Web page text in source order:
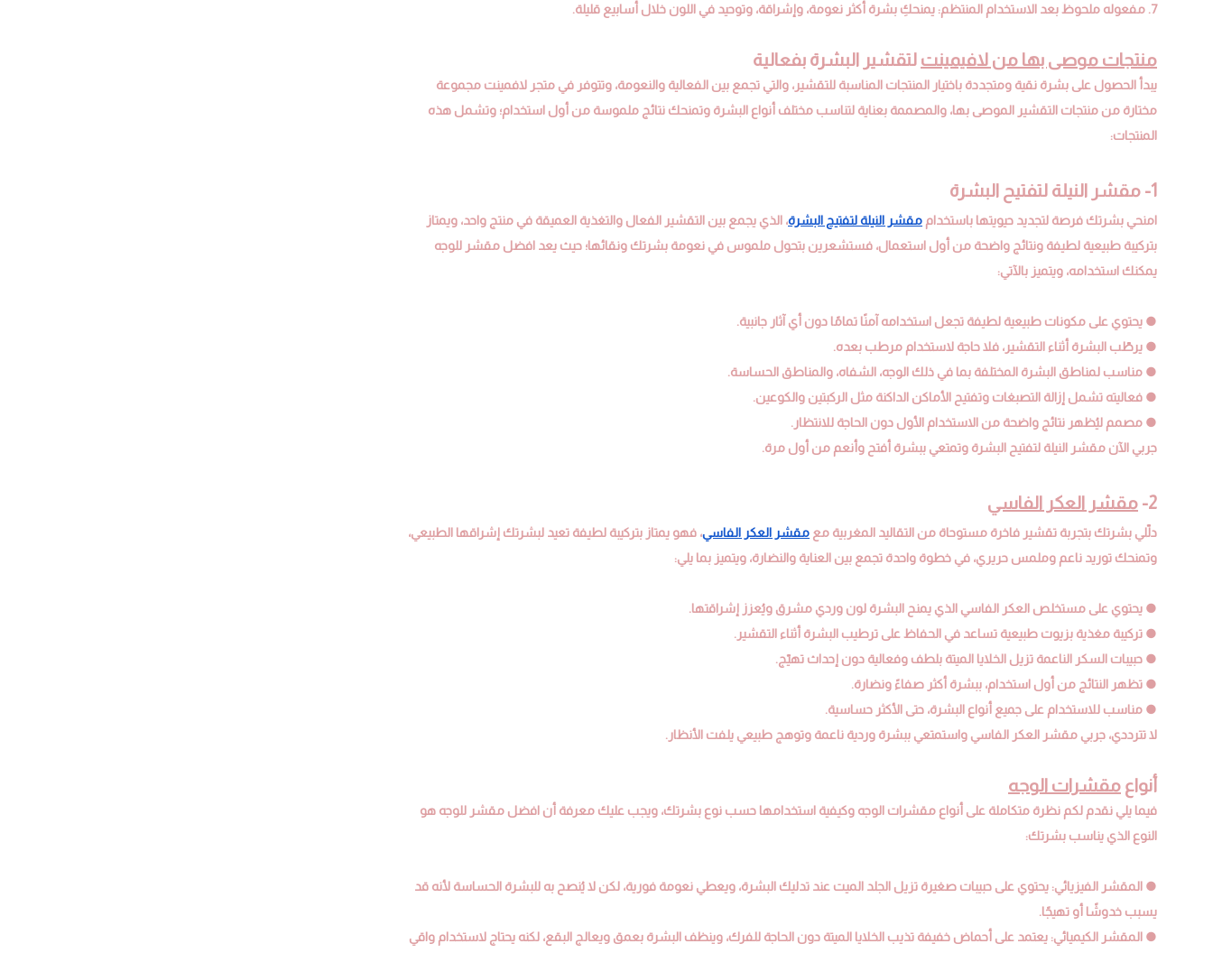
7. مفعوله ملحوظ بعد الاستخدام المنتظم: يمنحكِ بشرة أكثر نعومة، وإشراقة، وتوحيد في اللون خلال أسابيع قليلة.
منتجات موصى بها من لافيمينت لتقشير البشرة بفعالية
يبدأ الحصول على بشرة نقية ومتجددة باختيار المنتجات المناسبة للتقشير، والتي تجمع بين الفعالية والنعومة، وتتوفر في متجر لافمينت مجموعة
مختارة من منتجات التقشير الموصى بها، والمصممة بعناية لتناسب مختلف أنواع البشرة وتمنحك نتائج ملموسة من أول استخدام؛ وتشمل هذه
المنتجات:
1- مقشر النيلة لتفتيح البشرة
امنحي بشرتك فرصة لتجديد حيويتها باستخدام مقشر النيلة لتفتيح البشرة، الذي يجمع بين التقشير الفعال والتغذية العميقة في منتج واحد، ويمتاز
بتركيبة طبيعية لطيفة ونتائج واضحة من أول استعمال، فستشعرين بتحول ملموس في نعومة بشرتك ونقائها؛ حيث يعد افضل مقشر للوجه
يمكنك استخدامه، ويتميز بالآتي:
● يحتوي على مكونات طبيعية لطيفة تجعل استخدامه آمنًا تمامًا دون أي آثار جانبية.
● يرطّب البشرة أثناء التقشير، فلا حاجة لاستخدام مرطب بعده.
● مناسب لمناطق البشرة المختلفة بما في ذلك الوجه، الشفاه، والمناطق الحساسة.
● فعاليته تشمل إزالة التصبغات وتفتيح الأماكن الداكنة مثل الركبتين والكوعين.
● مصمم ليُظهر نتائج واضحة من الاستخدام الأول دون الحاجة للانتظار.
جربي الآن مقشر النيلة لتفتيح البشرة وتمتعي ببشرة أفتح وأنعم من أول مرة.
2- مقشر العكر الفاسي
دلّلي بشرتك بتجربة تقشير فاخرة مستوحاة من التقاليد المغربية مع مقشر العكر الفاسي، فهو يمتاز بتركيبة لطيفة تعيد لبشرتك إشراقها الطبيعي،
وتمنحك توريد ناعم وملمس حريري، في خطوة واحدة تجمع بين العناية والنضارة، ويتميز بما يلي:
● يحتوي على مستخلص العكر الفاسي الذي يمنح البشرة لون وردي مشرق ويُعزز إشراقتها.
● تركيبة مغذية بزيوت طبيعية تساعد في الحفاظ على ترطيب البشرة أثناء التقشير.
● حبيبات السكر الناعمة تزيل الخلايا الميتة بلطف وفعالية دون إحداث تهيّج.
● تظهر النتائج من أول استخدام، ببشرة أكثر صفاءً ونضارة.
● مناسب للاستخدام على جميع أنواع البشرة، حتى الأكثر حساسية.
لا تترددي، جربي مقشر العكر الفاسي واستمتعي ببشرة وردية ناعمة وتوهج طبيعي يلفت الأنظار.
أنواع مقشرات الوجه
فيما يلي نقدم لكم نظرة متكاملة على أنواع مقشرات الوجه وكيفية استخدامها حسب نوع بشرتك، ويجب عليك معرفة أن افضل مقشر للوجه هو
النوع الذي يناسب بشرتك:
● المقشر الفيزيائي: يحتوي على حبيبات صغيرة تزيل الجلد الميت عند تدليك البشرة، ويعطي نعومة فورية، لكن لا يُنصح به للبشرة الحساسة لأنه قد
يسبب خدوشًا أو تهيجًا.
● المقشر الكيميائي: يعتمد على أحماض خفيفة تذيب الخلايا الميتة دون الحاجة للفرك، وينظف البشرة بعمق ويعالج البقع، لكنه يحتاج لاستخدام واقي